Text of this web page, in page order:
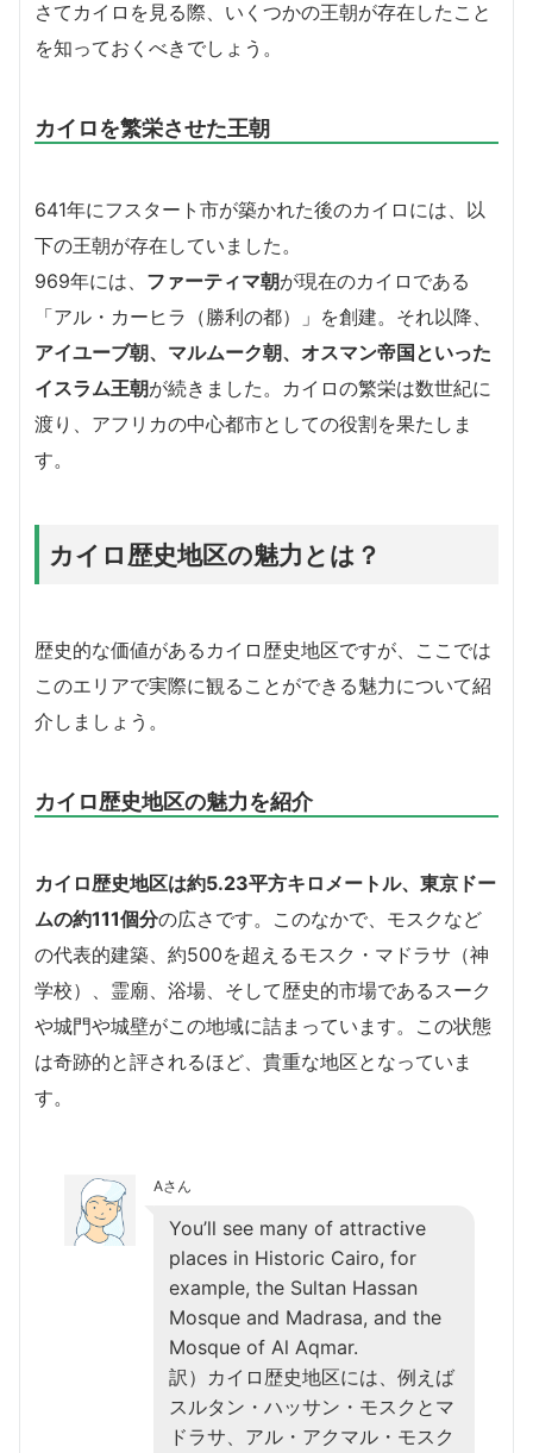
さてカイロを見る際、いくつかの王朝が存在したこと
を知っておくべきでしょう。
カイロを繁栄させた王朝
641年にフスタート市が築かれた後のカイロには、以
下の王朝が存在していました。
969年には、 ファーティマ朝が現在のカイロである
「アル・カーヒラ（勝利の都）」を創建。それ以降、
アイユーブ朝、マルムーク朝、オスマン帝国といった
イスラム王朝が続きました。カイロの繁栄は数世紀に
渡り、アフリカの中心都市としての役割を果たしま
す。
カイロ歴史地区の魅力とは？
歴史的な価値があるカイロ歴史地区ですが、ここでは
このエリアで実際に観ることができる魅力について紹
介しましょう。
カイロ歴史地区の魅力を紹介
カイロ歴史地区は約5.23平方キロメートル、東京ドー
ムの約111個分の広さです。このなかで、モスクなど
の代表的建築、約500を超えるモスク・マドラサ（神
学校）、霊廟、浴場、そして歴史的市場であるスーク
や城門や城壁がこの地域に詰まっています。この状態
は奇跡的と評されるほど、貴重な地区となっていま
す。
Aさん
You’ll see many of attractive
places in Historic Cairo, for
example, the Sultan Hassan
Mosque and Madrasa, and the
Mosque of Al Aqmar.
訳）カイロ歴史地区には、例えば
スルタン・ハッサン・モスクとマ
ドラサ、アル・アクマル・モスク